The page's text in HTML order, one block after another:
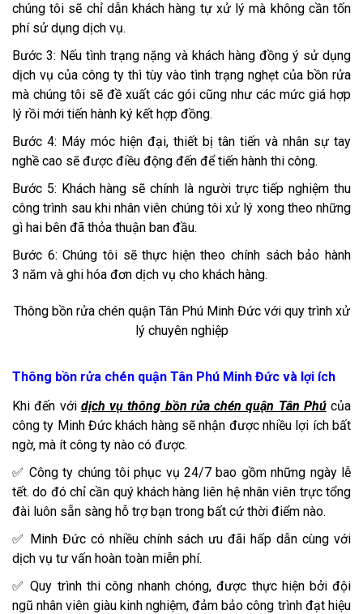
chúng tôi sẽ chỉ dẫn khách hàng tự xử lý mà không cần tốn
phí sử dụng dịch vụ.
Bước 3: Nếu tình trạng nặng và khách hàng đồng ý sử dụng
dịch vụ của công ty thì tùy vào tình trạng nghẹt của bồn rửa
mà chúng tôi sẽ đề xuất các gói cũng như các mức giá hợp
lý rồi mới tiến hành ký kết hợp đồng.
Bước 4: Máy móc hiện đại, thiết bị tân tiến và nhân sự tay
nghề cao sẽ được điều động đến để tiến hành thi công.
Bước 5: Khách hàng sẽ chính là người trực tiếp nghiệm thu
công trình sau khi nhân viên chúng tôi xử lý xong theo những
gì hai bên đã thỏa thuận ban đầu.
Bước 6: Chúng tôi sẽ thực hiện theo chính sách bảo hành
3 năm và ghi hóa đơn dịch vụ cho khách hàng.
Thông bồn rửa chén quận Tân Phú Minh Đức với quy trình xử
lý chuyên nghiệp
Thông bồn rửa chén quận Tân Phú Minh Đức và lợi ích
Khi đến với dịch vụ thông bồn rửa chén quận Tân Phúcủa
công ty Minh Đức khách hàng sẽ nhận được nhiều lợi ích bất
ngờ, mà ít công ty nào có được.
✅ Công ty chúng tôi phục vụ 24/7 bao gồm những ngày lễ
tết. do đó chỉ cần quý khách hàng liên hệ nhân viên trực tổng
đài luôn sẵn sàng hỗ trợ bạn trong bất cứ thời điểm nào.
✅ Minh Đức có nhiều chính sách ưu đãi hấp dẫn cùng với
dịch vụ tư vấn hoàn toàn miễn phí.
✅ Quy trình thi công nhanh chóng, được thực hiện bởi đội
ngũ nhân viên giàu kinh nghiệm, đảm bảo công trình đạt hiệu